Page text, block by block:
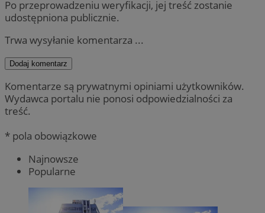
Po przeprowadzeniu weryfikacji, jej treść zostanie
udostępniona publicznie.
Trwa wysyłanie komentarza ...
Dodaj komentarz
Komentarze są prywatnymi opiniami użytkowników.
Wydawca portalu nie ponosi odpowiedzialności za
treść.
* pola obowiązkowe
Najnowsze
Popularne